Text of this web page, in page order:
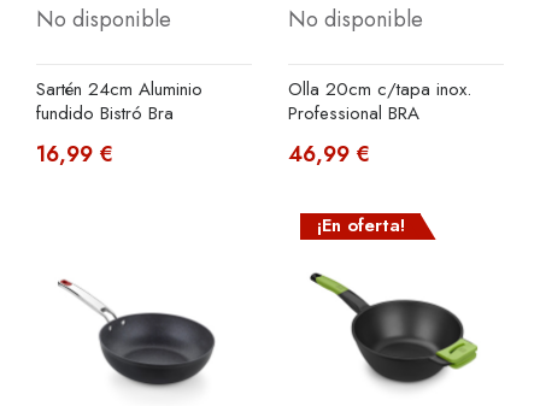
No disponible
Sartén 24cm Aluminio
fundido Bistró Bra
16,99 €
No disponible
Olla 20cm c/tapa inox.
Professional BRA
46,99 €
¡En oferta!